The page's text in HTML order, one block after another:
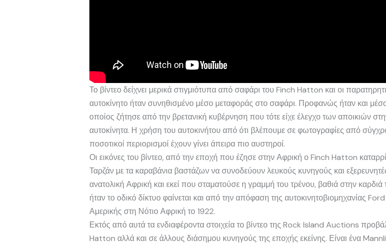
Το βίντεο δείχνει μερικά στιγμιότυπα από σαφάρι του Finch Hatton και οι
αυτοκίνητο ήταν συνηθισμένο μέσο μεταφοράς στο σαφάρι. Προφανώς ήταν και
οποίος ζήτησε από την βρετανική κυβέρνηση που τότε είχε έλεγχο των αποικιών
αυτοκίνητα. Η χρήση του αυτοκινήτου από ότι βλέπουμε σε φωτογραφίες από
ποσοτικοί περιορισμοί έχουν γίνει άπειρα πιο αυστηροί.
Οι εικόνες του βίντεο, από την εποχή που έζησε στην Αφρική ο Finch Hatton
Ταρζάν με τα καραβάνια βαστάζων να συνοδεύουν λευκούς κυνηγούς και
ανατολική Αφρική και εκεί που σταματούσε η γραμμή του τρένου, βαθιά στην
ήταν το οδικό δίκτυο φαίνεται και από την απόφαση της αυτοκινητοβιομηχανίας
Αμερικής στη Νότιο Αφρική το 1922.
Εκτός από αυτά τα ενδιαφέροντα στοιχεία το βίντεο της Rock Island Auctions
Hatton αλλά και σε άλλους διάσημου κυνηγούς της εποχής εκείνης. Είναι ένα